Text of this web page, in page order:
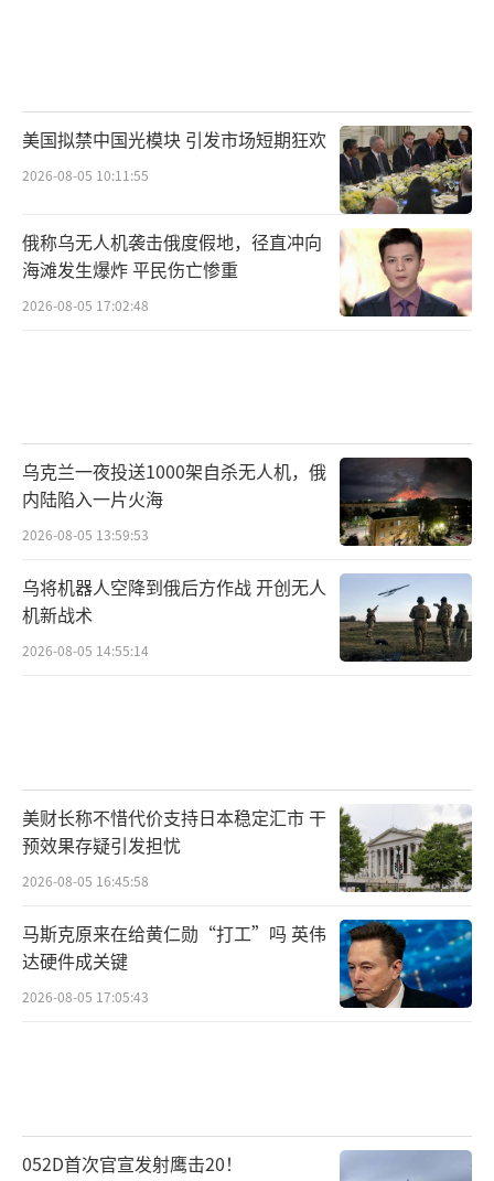
美国拟禁中国光模块 引发市场短期狂欢
2026-08-05 10:11:55
俄称乌无人机袭击俄度假地，径直冲向
海滩发生爆炸 平民伤亡惨重
2026-08-05 17:02:48
乌克兰一夜投送1000架自杀无人机，俄
内陆陷入一片火海
2026-08-05 13:59:53
乌将机器人空降到俄后方作战 开创无人
机新战术
2026-08-05 14:55:14
美财长称不惜代价支持日本稳定汇市 干
预效果存疑引发担忧
2026-08-05 16:45:58
马斯克原来在给黄仁勋“打工”吗 英伟
达硬件成关键
2026-08-05 17:05:43
052D首次官宣发射鹰击20！